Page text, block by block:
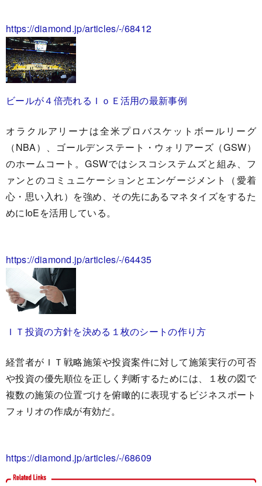
https://diamond.jp/articles/-/68412
ビールが４倍売れるＩｏＥ活用の最新事例
オラクルアリーナは全米プロバスケットボールリーグ
（NBA）、ゴールデンステート・ウォリアーズ（GSW）
のホームコート。GSWではシスコシステムズと組み、フ
ァンとのコミュニケーションとエンゲージメント（愛着
心・思い入れ）を強め、その先にあるマネタイズをするた
めにIoEを活用している。
https://diamond.jp/articles/-/64435
ＩＴ投資の方針を決める１枚のシートの作り方
経営者がＩＴ戦略施策や投資案件に対して施策実行の可否
や投資の優先順位を正しく判断するためには、１枚の図で
複数の施策の位置づけを俯瞰的に表現するビジネスポート
フォリオの作成が有効だ。
https://diamond.jp/articles/-/68609